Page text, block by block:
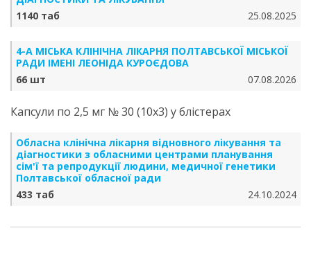
1140 таб
25.08.2025
4-А МІСЬКА КЛІНІЧНА ЛІКАРНЯ ПОЛТАВСЬКОЇ МІСЬКОЇ
РАДИ ІМЕНІ ЛЕОНІДА КУРОЄДОВА
66 шт
07.08.2026
Капсули по 2,5 мг № 30 (10х3) у блістерах
Обласна клінічна лікарня відновного лікування та
діагностики з обласними центрами планування
сім'ї та репродукції людини, медичної генетики
Полтавської обласної ради
433 таб
24.10.2024